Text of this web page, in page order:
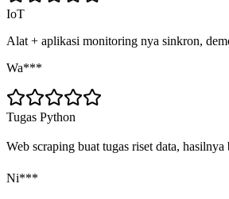
IoT
Alat + aplikasi monitoring nya sinkron,
Wa***
Tugas Python
Web scraping buat tugas riset data,
Ni***